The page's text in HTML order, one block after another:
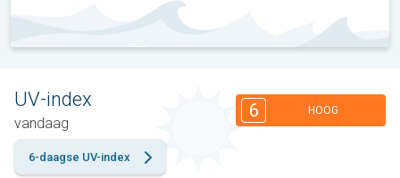
UV-index
vandaag
6 HOOG
6-daagse UV-index